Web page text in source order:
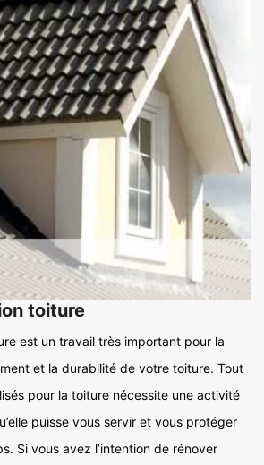
toiture
est un travail très important pour la
et la durabilité de votre toiture. Tout
pour la toiture nécessite une activité
puisse vous servir et vous protéger
Si vous avez l’intention de rénover